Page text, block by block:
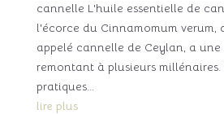
cannelle L'huile essentielle de
l'écorce du Cinnamomum verum,
appelé cannelle de Ceylan, a
remontant à plusieurs millénaires.
pratiques...
lire plus